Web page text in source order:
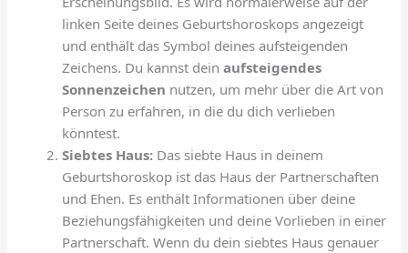
linken Seite deines Geburtshoroskops angezeigt
und enthält das Symbol deines aufsteigenden
Zeichens. Du kannst deinaufsteigendes
Sonnenzeichen nutzen, um mehr über die Art von
Person zu erfahren, in die du dich verlieben
könntest.
Siebtes Haus: Das siebte Haus in deinem
Geburtshoroskop ist das Haus der Partnerschaften
und Ehen. Es enthält Informationen über deine
Beziehungsfähigkeiten und deine Vorlieben in einer
Partnerschaft. Wenn du dein siebtes Haus genauer